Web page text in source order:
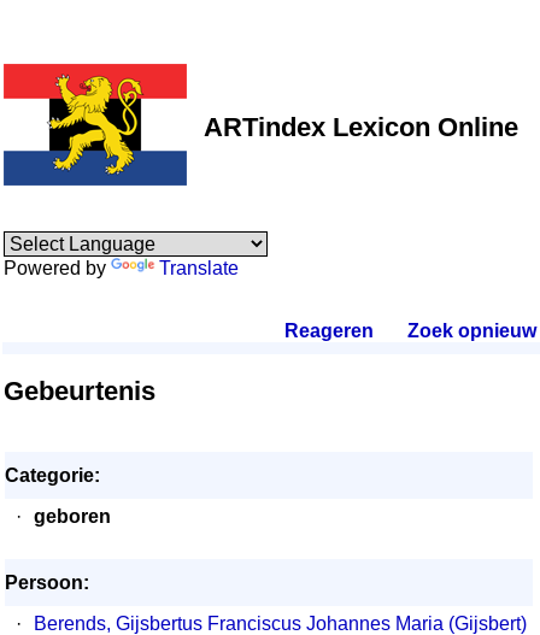
ARTindex Lexicon Online
Powered by Translate
Reageren Zoek opnieuw.
Gebeurtenis
Categorie:
·
geboren
Persoon:
·
Berends, Gijsbertus Franciscus Johannes Maria (Gijsbert)